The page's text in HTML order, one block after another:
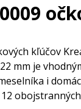
kľúčov
mm je
i